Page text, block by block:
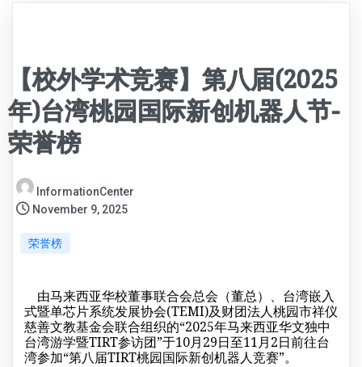
【校外学术竞赛】第八届(2025
年)台湾桃园国际新创机器人节-
荣誉榜
InformationCenter
November 9, 2025
荣誉榜
由马来西亚华校董事联合会总会（董总）、台湾嵌入
式暨单芯片系统发展协会(TEMI)及财团法人桃园市祥仪
慈善文教基金会联合组织的“2025年马来西亚华文独中
台湾游学暨TIRT参访团”于10月29日至11月2日前往台
湾参加“第八届TIRT桃园国际新创机器人竞赛”。